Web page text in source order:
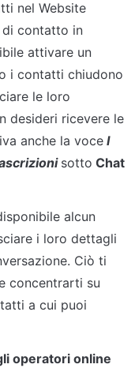
nel Website
di contatto in
attivare un
i contatti chiudono
le loro
desideri ricevere le
anche la voce I
sotto Chat
alcun
i loro dettagli
Ciò ti
concentrarti su
a cui puoi
operatori online